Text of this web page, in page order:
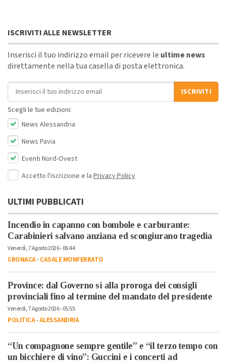
ISCRIVITI ALLE NEWSLETTER
Inserisci il tuo indirizzo email per ricevere le ultime news
direttamente nella tua casella di posta elettronica.
Indirizzo email
ISCRIVITI
Scegli le tue edizioni:
News Alessandria
News Pavia
Eventi Nord-Ovest
Accetto l'iscrizione e la Privacy Policy
ULTIMI PUBBLICATI
Incendio in capanno con bombole e carburante:
Carabinieri salvano anziana ed scongiurano tragedia
Venerdì, 7 Agosto 2026 - 06:44
CRONACA-CASALE MONFERRATO
Province: dal Governo sì alla proroga dei consigli
provinciali fino al termine del mandato del presidente
Venerdì, 7 Agosto 2026 - 05:55
POLITICA-ALESSANDRIA
“Un compagnone sempre gentile” e “il terzo tempo con
un bicchiere di vino”: Guccini e i concerti ad